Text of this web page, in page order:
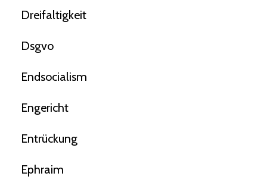
Dreifaltigkeit
Dsgvo
Endsocialism
Engericht
Entrückung
Ephraim